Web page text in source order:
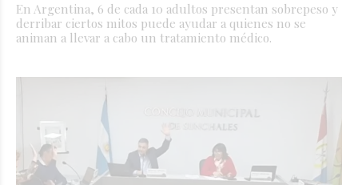
En Argentina, 6 de cada 10 adultos presentan sobrepeso y
derribar ciertos mitos puede ayudar a quienes no se
animan a llevar a cabo un tratamiento médico.